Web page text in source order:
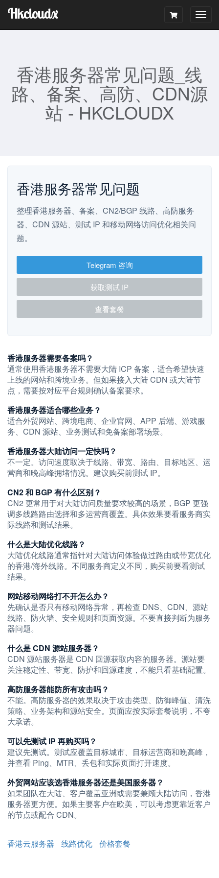
Hkcloudx
香港服务器常见问题_线
路、备案、高防、CDN源
站 - HKCLOUDX
香港服务器常见问题
整理香港服务器、备案、CN2/BGP 线路、高防服务
器、CDN 源站、测试 IP 和移动网络访问优化相关问
题。
Telegram 咨询
获取测试 IP
查看套餐
香港服务器需要备案吗？
通常使用香港服务器不需要大陆 ICP 备案，适合希望快速
上线的网站和跨境业务。但如果接入大陆 CDN 或大陆节
点，需要按对应平台规则确认备案要求。
香港服务器适合哪些业务？
适合外贸网站、跨境电商、企业官网、APP 后端、游戏服
务、CDN 源站、业务测试和免备案部署场景。
香港服务器大陆访问一定快吗？
不一定。访问速度取决于线路、带宽、路由、目标地区、运
营商和晚高峰拥堵情况。建议购买前测试 IP。
CN2 和 BGP 有什么区别？
CN2 更常用于对大陆访问质量要求较高的场景，BGP 更强
调多线路路由选择和多运营商覆盖。具体效果要看服务商实
际线路和测试结果。
什么是大陆优化线路？
大陆优化线路通常指针对大陆访问体验做过路由或带宽优化
的香港/海外线路。不同服务商定义不同，购买前要看测试
结果。
网站移动网络打不开怎么办？
先确认是否只有移动网络异常，再检查 DNS、CDN、源站
线路、防火墙、安全规则和页面资源。不要直接判断为服务
器问题。
什么是 CDN 源站服务器？
CDN 源站服务器是 CDN 回源获取内容的服务器。源站要
关注稳定性、带宽、防护和回源速度，不能只看基础配置。
高防服务器能防所有攻击吗？
不能。高防服务器的效果取决于攻击类型、防御峰值、清洗
策略、业务架构和源站安全。页面应按实际套餐说明，不夸
大承诺。
可以先测试 IP 再购买吗？
建议先测试。测试应覆盖目标城市、目标运营商和晚高峰，
并查看 Ping、MTR、丢包和实际页面打开速度。
外贸网站应该选香港服务器还是美国服务器？
如果团队在大陆、客户覆盖亚洲或需要兼顾大陆访问，香港
服务器更方便。如果主要客户在欧美，可以考虑更靠近客户
的节点或配合 CDN。
香港云服务器 线路优化 价格套餐